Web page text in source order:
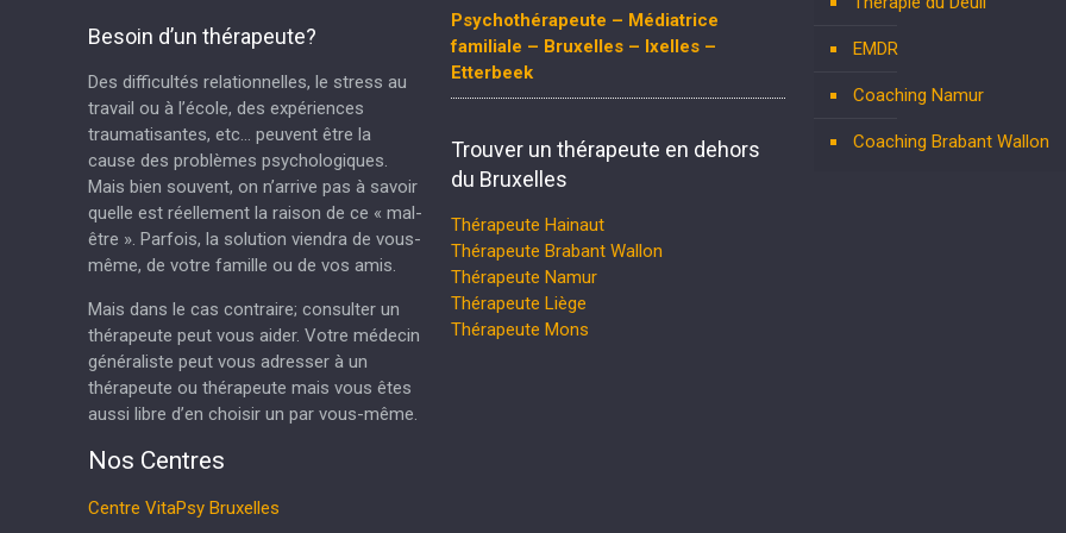
Besoin d’un thérapeute?
Des difficultés relationnelles, le stress au
travail ou à l’école, des expériences
traumatisantes, etc… peuvent être la
cause des problèmes psychologiques.
Mais bien souvent, on n’arrive pas à savoir
quelle est réellement la raison de ce « mal-
être ». Parfois, la solution viendra de vous-
même, de votre famille ou de vos amis.
Mais dans le cas contraire; consulter un
thérapeute peut vous aider. Votre médecin
généraliste peut vous adresser à un
thérapeute ou thérapeute mais vous êtes
aussi libre d’en choisir un par vous-même.
Nos Centres
Centre VitaPsy Bruxelles
Psychothérapeute – Médiatrice
familiale – Bruxelles – Ixelles –
Etterbeek
Trouver un thérapeute en dehors
du Bruxelles
Thérapeute Hainaut
Thérapeute Brabant Wallon
Thérapeute Namur
Thérapeute Liège
Thérapeute Mons
EMDR
Coaching Namur
Coaching Brabant Wallon